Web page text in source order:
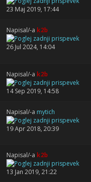
23 Maj 2019, 17:44
Napisal/-a k2b
26 Jul 2024, 14:04
Napisal/-a k2b
14 Sep 2019, 14:58
Napisal/-a mytich
19 Apr 2018, 20:39
Napisal/-a k2b
13 Jan 2019, 21:22